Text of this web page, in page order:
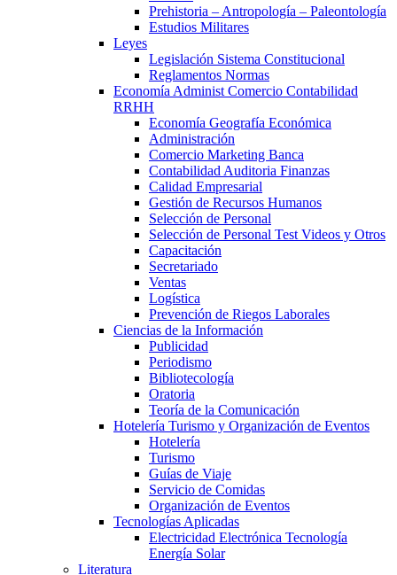
Prehistoria – Antropología – Paleontología
Estudios Militares
Leyes
Legislación Sistema Constitucional
Reglamentos Normas
Economía Administ Comercio Contabilidad
RRHH
Economía Geografía Económica
Administración
Comercio Marketing Banca
Contabilidad Auditoria Finanzas
Calidad Empresarial
Gestión de Recursos Humanos
Selección de Personal
Selección de Personal Test Videos y Otros
Capacitación
Secretariado
Ventas
Logística
Prevención de Riegos Laborales
Ciencias de la Información
Publicidad
Periodismo
Bibliotecología
Oratoria
Teoría de la Comunicación
Hotelería Turismo y Organización de Eventos
Hotelería
Turismo
Guías de Viaje
Servicio de Comidas
Organización de Eventos
Tecnologías Aplicadas
Electricidad Electrónica Tecnología
Energía Solar
Literatura